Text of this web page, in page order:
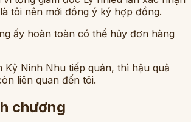
tôi nên mới đồng ý ký hợp đồng.
ấy hoàn toàn có thể hủy đơn hàng
Kỷ Ninh Nhu tiếp quản, thì hậu quả
liên quan đến tôi.
chương